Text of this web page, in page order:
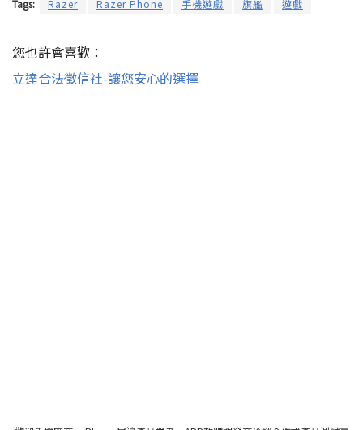
Tags: Razer Razer Phone 手機遊戲 旗艦 遊戲
您也許會喜歡：
立達合法徵信社-讓您安心的選擇